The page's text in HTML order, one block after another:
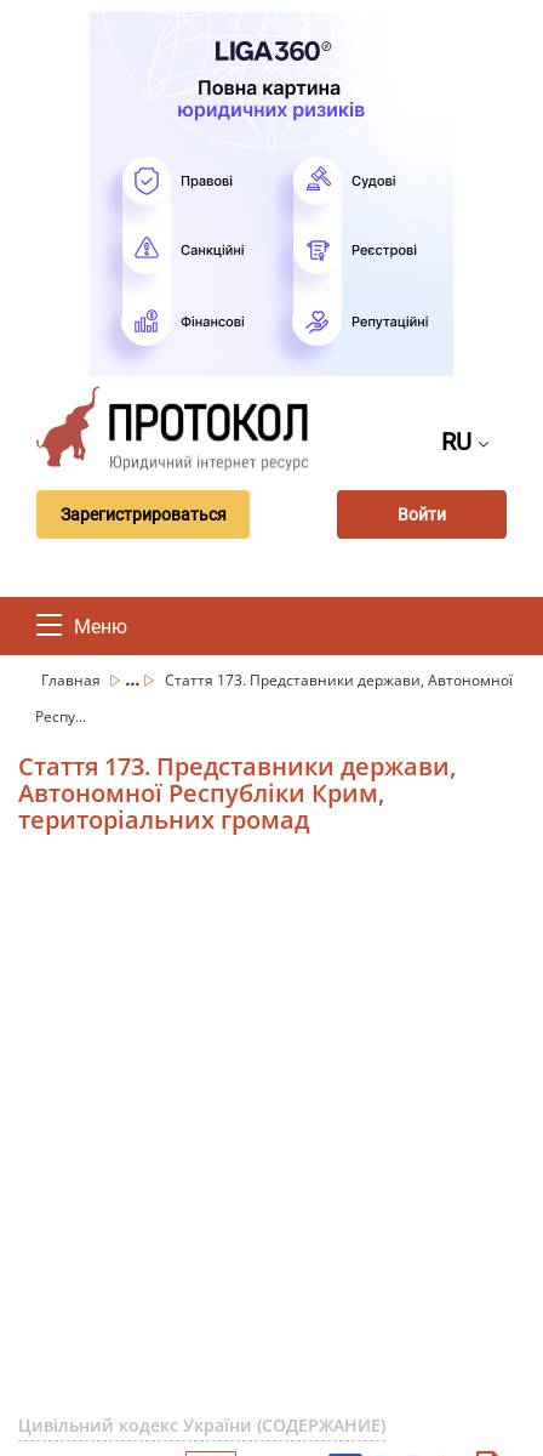
RU
Зарегистрироваться Войти
Меню
Главная ...
Стаття 173. Представники держави, Автономної
Респу...
Стаття 173. Представники держави,
Автономної Республіки Крим,
територіальних громад
Цивільний кодекс України (СОДЕРЖАНИЕ)